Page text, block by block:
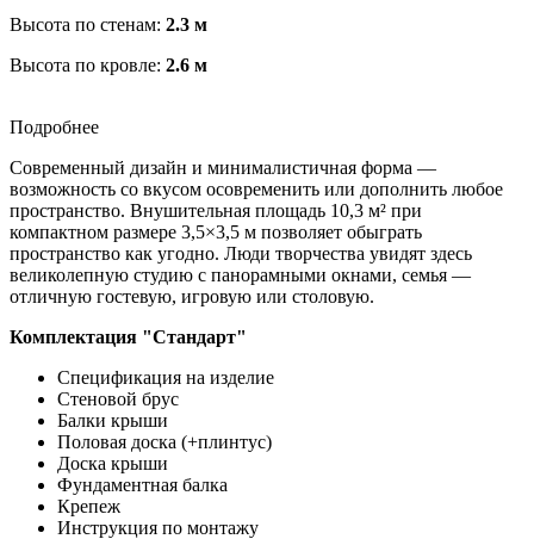
Высота по стенам: 2.3 м
Высота по кровле: 2.6 м
Подробнее
Современный дизайн и минималистичная форма —
возможность со вкусом осовременить или дополнить любое
пространство. Внушительная площадь 10,3 м² при
компактном размере 3,5×3,5 м позволяет обыграть
пространство как угодно. Люди творчества увидят здесь
великолепную студию с панорамными окнами, семья —
отличную гостевую, игровую или столовую.
Комплектация "Стандарт"
Спецификация на изделие
Стеновой брус
Балки крыши
Половая доска (+плинтус)
Доска крыши
Фундаментная балка
Крепеж
Инструкция по монтажу